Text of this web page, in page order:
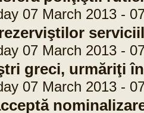
07 March 2013 -
07 March 2013 -
greci, urmăriţi
07 March 2013 -